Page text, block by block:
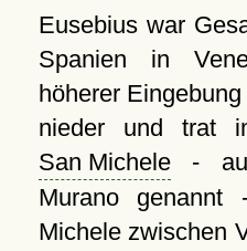
Eusebius war
Spanien in
höherer
nieder und trat
San Michele-
Murano
Michele zwischen